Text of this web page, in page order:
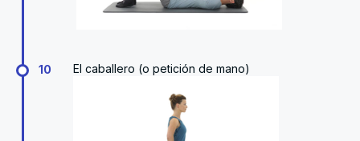
10 El caballero (o petición de mano)